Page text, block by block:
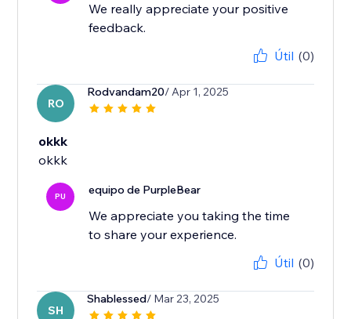
We really appreciate your positive
feedback.
Útil (0)
RO
Rodvandam20/ Apr 1, 2025
okkk
okkk
PU equipo de PurpleBear
We appreciate you taking the time
to share your experience.
Útil (0)
SH
Shablessed/ Mar 23, 2025